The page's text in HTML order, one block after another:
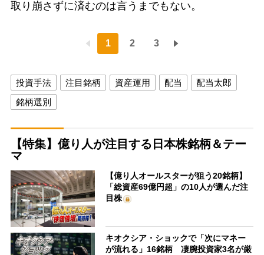
取り崩さずに済むのは言うまでもない。
1 2 3
投資手法 注目銘柄 資産運用 配当
配当太郎
銘柄選別
【特集】億り人が注目する日本株銘柄＆テー
マ
【億り人オールスターが狙う20銘柄】
「総資産69億円超」の10人が選んだ注
目株
キオクシア・ショックで「次にマネー
が流れる」16銘柄 凄腕投資家3名が厳